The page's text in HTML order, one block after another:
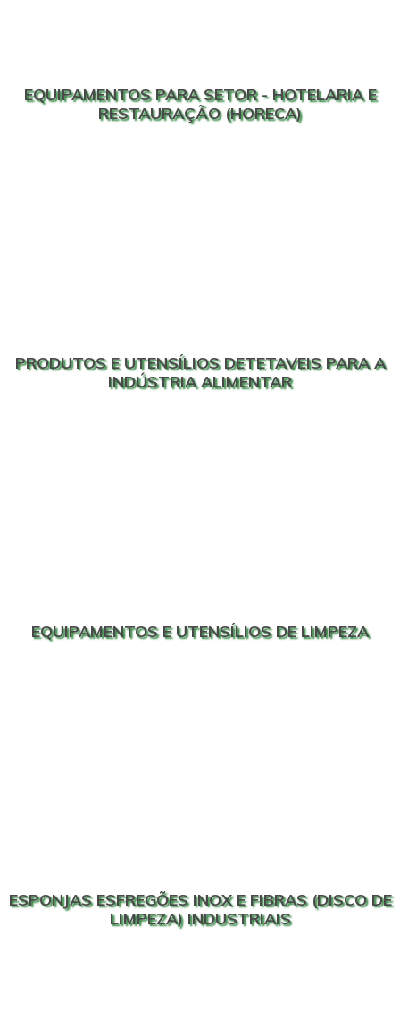
EQUIPAMENTOS PARA SETOR - HOTELARIA E
RESTAURAÇÃO (HORECA)
PRODUTOS E UTENSÍLIOS DETETAVEIS PARA A
INDÚSTRIA ALIMENTAR
EQUIPAMENTOS E UTENSÍLIOS DE LIMPEZA
ESPONJAS ESFREGÕES INOX E FIBRAS (DISCO DE
LIMPEZA) INDUSTRIAIS